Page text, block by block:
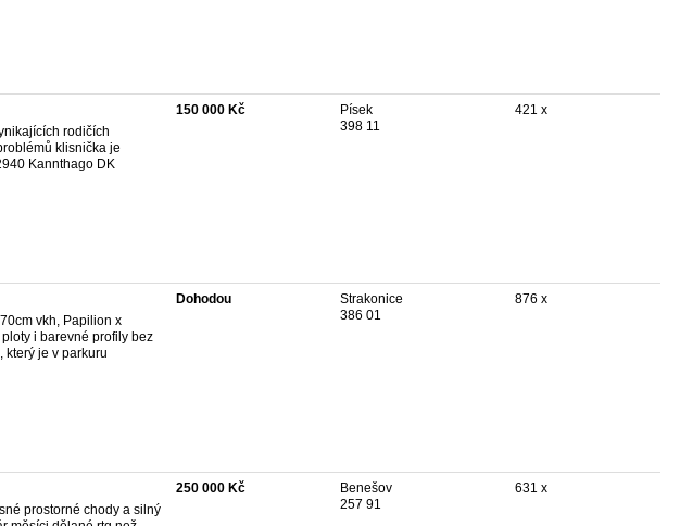
rodičích
klisnička je
Kannthago DK
150 000 Kč
Písek
398 11
421 x
vkh, Papilion x
i barevné profily bez
který je v parkuru
Dohodou
Strakonice
386 01
876 x
prostorné chody a silný
250 000 Kč
Benešov
257 91
631 x